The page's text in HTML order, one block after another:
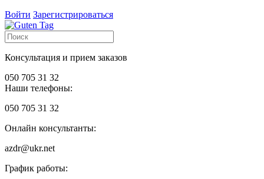
Войти Зарегистрироваться
Консультация и прием заказов
050 705 31 32
Наши телефоны:
050 705 31 32
Онлайн консультанты:
azdr@ukr.net
График работы: